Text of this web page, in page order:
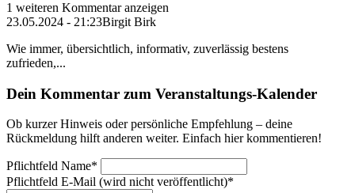
1 weiteren Kommentar anzeigen
23.05.2024 - 21:23Birgit Birk
Wie immer, übersichtlich, informativ, zuverlässig bestens
zufrieden,...
Dein Kommentar zum Veranstaltungs-Kalender
Ob kurzer Hinweis oder persönliche Empfehlung – deine
Rückmeldung hilft anderen weiter. Einfach hier kommentieren!
Pflichtfeld Name*
Pflichtfeld E-Mail (wird nicht veröffentlicht)*